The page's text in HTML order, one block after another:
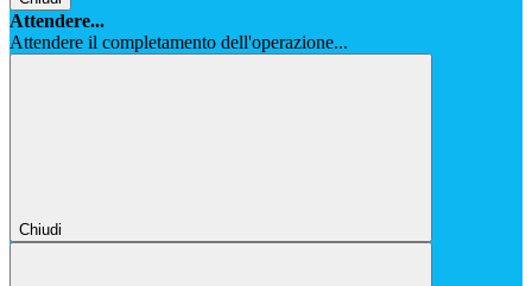
Attendere...
Attendere il completamento dell'operazione...
Chiudi